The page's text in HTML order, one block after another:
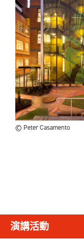
界的環境裡。
作為一位活躍的
International
成員和INDIGO（
Alliance）的大
Heritage Trust舉
人，並積極在國
Nations）設計。
評論員。
© Peter Casamento
演講活動